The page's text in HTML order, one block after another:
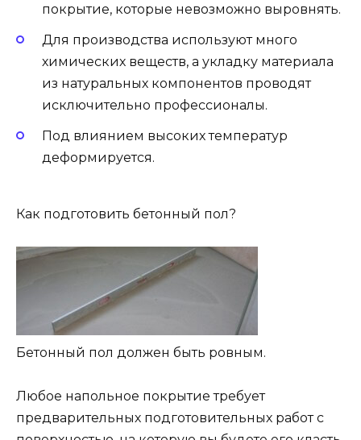
покрытие, которые невозможно выровнять.
Для производства используют много
химических веществ, а укладку материала
из натуральных компонентов проводят
исключительно профессионалы.
Под влиянием высоких температур
деформируется.
Как подготовить бетонный пол?
Бетонный пол должен быть ровным.
Любое напольное покрытие требует
предварительных подготовительных работ с